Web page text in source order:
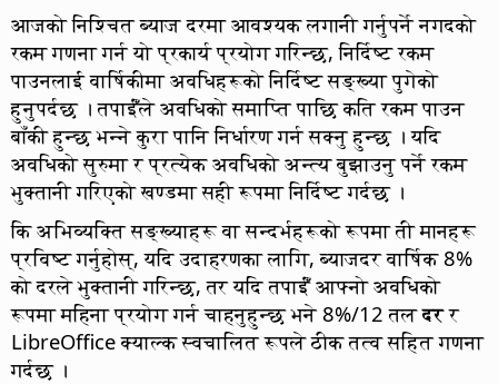
आजको निश्चित ब्याज दरमा आवश्यक लगानी गर्नुपर्ने नगदको
रकम गणना गर्न यो प्रकार्य प्रयोग गरिन्छ, निर्दिष्ट रकम
पाउनलाई वार्षिकीमा अवधिहरूको निर्दिष्ट सङ्ख्या पुगेको
हुनुपर्दछ । तपाईँंले अवधिको समाप्ति पाछि कति रकम पाउन
बाँकी हुन्छ भन्ने कुरा पानि निर्धारण गर्न सक्नु हुन्छ । यदि
अवधिको सुरुमा र प्रत्येक अवधिको अन्त्य बुझाउनु पर्ने रकम
भुक्तानी गरिएको खण्डमा सही रूपमा निर्दिष्ट गर्दछ ।
कि अभिव्यक्ति सङ्ख्याहरू वा सन्दर्भहरूको रूपमा ती मानहरू
प्रविष्ट गर्नुहोस्, यदि उदाहरणका लागि, ब्याजदर वार्षिक 8%
को दरले भुक्तानी गरिन्छ, तर यदि तपाईँं आफ्नो अवधिको
रूपमा महिना प्रयोग गर्न चाहनुहुन्छ भने 8%/12 तलदरर
LibreOfficeक्याल्क स्वचालित रूपले ठीक तत्व सहित गणना
गर्दछ ।